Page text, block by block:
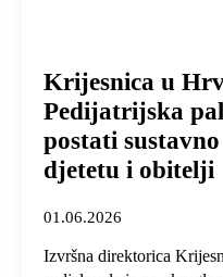
Krijesnica u
Pedijatrijska
postati
djetetu i obitelji
01.06.2026
Izvršna direktorica